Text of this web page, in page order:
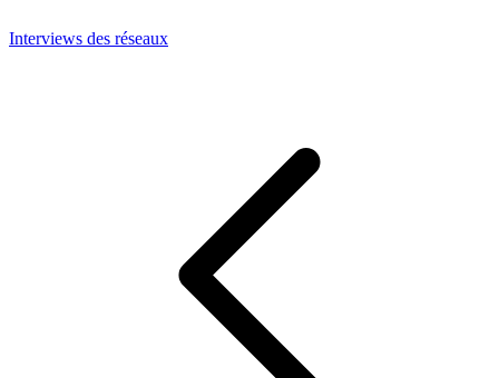
Interviews des réseaux